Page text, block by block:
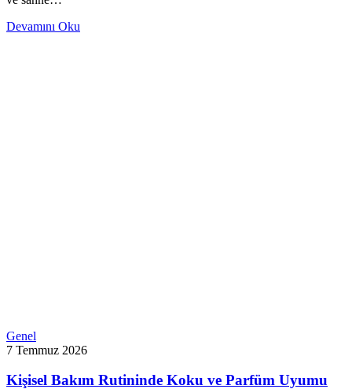
Devamını Oku
Genel
7 Temmuz 2026
Kişisel Bakım Rutininde Koku ve Parfüm Uyumu